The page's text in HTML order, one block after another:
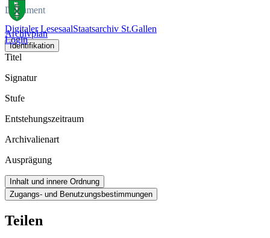
Digitaler LesesaalStaatsarchiv St.Gallen
Login
Dokument
Archivplan
Identifikation
Titel
Signatur
Stufe
Entstehungszeitraum
Archivalienart
Ausprägung
Inhalt und innere Ordnung
Zugangs- und Benutzungsbestimmungen
Teilen